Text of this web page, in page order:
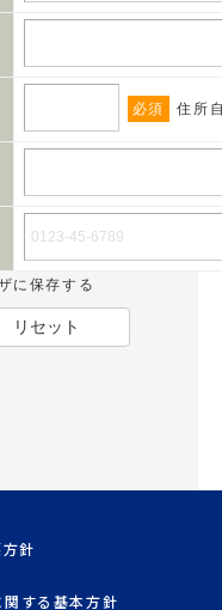
必須
住所
に保存する
リセット
針
する基本方針